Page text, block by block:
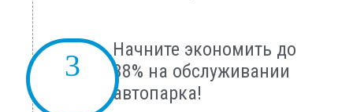
Начните экономить до
38% на обслуживании
автопарка!